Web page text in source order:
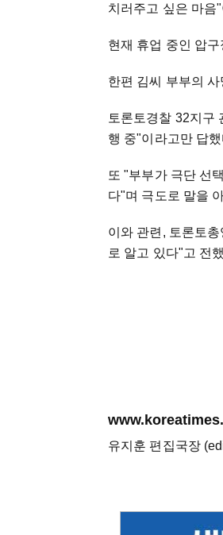
치러주고 싶은 마음
현재 휴업 중인 압
한편 김씨 부부의
토론토경찰 32지구
행 중"이라고만 답했
또 "부부가 극단 선
다"며 극도로 말을
이와 관련, 토론토
로 알고 있다"고 전
유지훈 편집국장